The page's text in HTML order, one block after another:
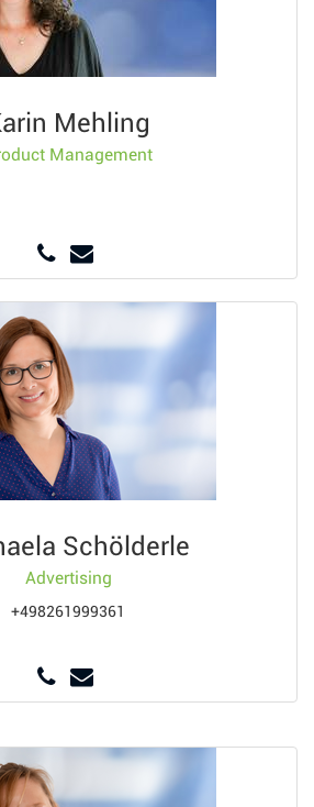
Mehling
Management
Schölderle
Advertising
+498261999361